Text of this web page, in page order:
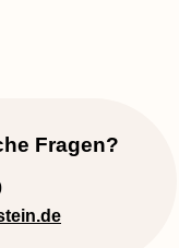
Fragen?